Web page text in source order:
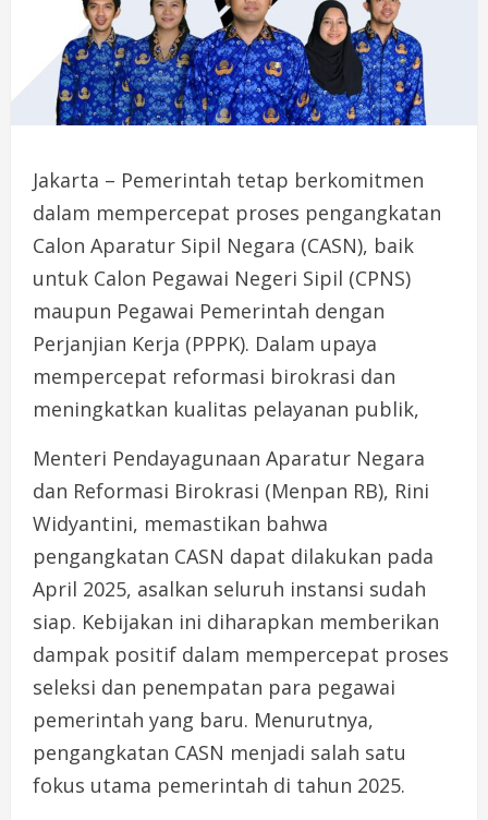
Jakarta – Pemerintah tetap berkomitmen
dalam mempercepat proses pengangkatan
Calon Aparatur Sipil Negara (CASN), baik
untuk Calon Pegawai Negeri Sipil (CPNS)
maupun Pegawai Pemerintah dengan
Perjanjian Kerja (PPPK). Dalam upaya
mempercepat reformasi birokrasi dan
meningkatkan kualitas pelayanan publik,
Menteri Pendayagunaan Aparatur Negara
dan Reformasi Birokrasi (Menpan RB), Rini
Widyantini, memastikan bahwa
pengangkatan CASN dapat dilakukan pada
April 2025, asalkan seluruh instansi sudah
siap. Kebijakan ini diharapkan memberikan
dampak positif dalam mempercepat proses
seleksi dan penempatan para pegawai
pemerintah yang baru. Menurutnya,
pengangkatan CASN menjadi salah satu
fokus utama pemerintah di tahun 2025.